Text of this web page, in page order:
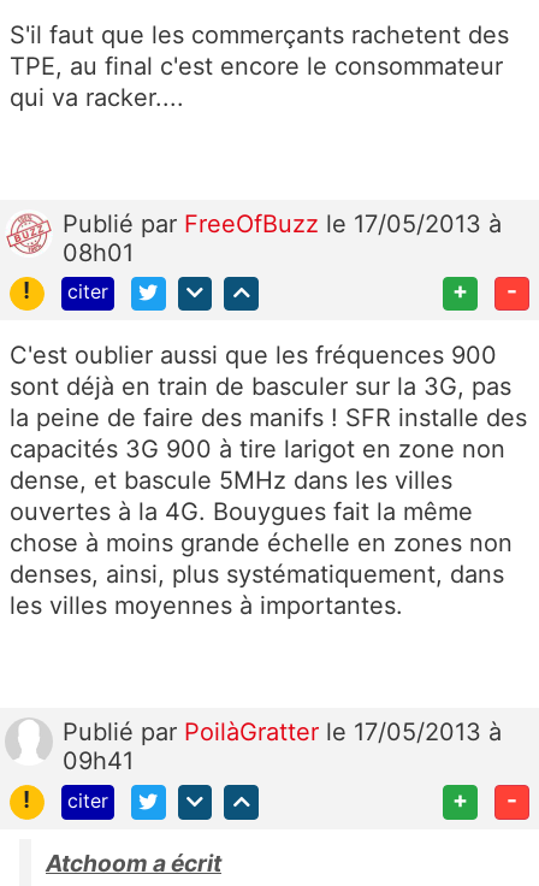
S'il faut que les commerçants rachetent des
TPE, au final c'est encore le consommateur
qui va racker....
Publié par FreeOfBuzz le 17/05/2013 à
08h01
!
citer + -
C'est oublier aussi que les fréquences 900
sont déjà en train de basculer sur la 3G, pas
la peine de faire des manifs ! SFR installe des
capacités 3G 900 à tire larigot en zone non
dense, et bascule 5MHz dans les villes
ouvertes à la 4G. Bouygues fait la même
chose à moins grande échelle en zones non
denses, ainsi, plus systématiquement, dans
les villes moyennes à importantes.
Publié par PoilàGratter le 17/05/2013 à
09h41
!
citer + -
Atchoom a écrit